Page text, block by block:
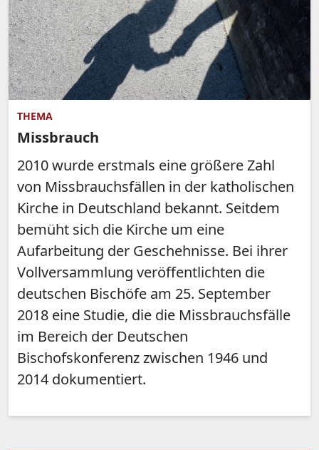
THEMA
Missbrauch
2010 wurde erstmals eine größere Zahl
von Missbrauchsfällen in der katholischen
Kirche in Deutschland bekannt. Seitdem
bemüht sich die Kirche um eine
Aufarbeitung der Geschehnisse. Bei ihrer
Vollversammlung veröffentlichten die
deutschen Bischöfe am 25. September
2018 eine Studie, die die Missbrauchsfälle
im Bereich der Deutschen
Bischofskonferenz zwischen 1946 und
2014 dokumentiert.